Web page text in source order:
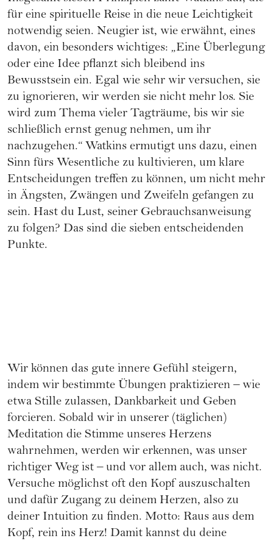
für eine spirituelle Reise in die neue Leichtigkeit
notwendig seien. Neugier ist, wie erwähnt, eines
davon, ein besonders wichtiges: „Eine Überlegung
oder eine Idee pflanzt sich bleibend ins
Bewusstsein ein. Egal wie sehr wir versuchen, sie
zu ignorieren, wir werden sie nicht mehr los. Sie
wird zum Thema vieler Tagträume, bis wir sie
schließlich ernst genug nehmen, um ihr
nachzugehen.“ Watkins ermutigt uns dazu, einen
Sinn fürs Wesentliche zu kultivieren, um klare
Entscheidungen treffen zu können, um nicht mehr
in Ängsten, Zwängen und Zweifeln gefangen zu
sein. Hast du Lust, seiner Gebrauchsanweisung
zu folgen? Das sind die sieben entscheidenden
Punkte.
Wir können das gute innere Gefühl steigern,
indem wir bestimmte Übungen praktizieren – wie
etwa Stille zulassen, Dankbarkeit und Geben
forcieren. Sobald wir in unserer (täglichen)
Meditation die Stimme unseres Herzens
wahrnehmen, werden wir erkennen, was unser
richtiger Weg ist – und vor allem auch, was nicht.
Versuche möglichst oft den Kopf auszuschalten
und dafür Zugang zu deinem Herzen, also zu
deiner Intuition zu finden. Motto: Raus aus dem
Kopf, rein ins Herz! Damit kannst du deine